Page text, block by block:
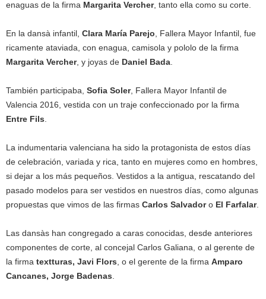
enaguas de la firma Margarita Vercher, tanto ella como su corte.
En la dansà infantil, Clara María Parejo , Fallera Mayor Infantil, fue
ricamente ataviada, con enagua, camisola y pololo de la firma
Margarita Vercher, y joyas de Daniel Bada
También participaba, Sofia Soler, Fallera Mayor Infantil de
Valencia 2016, vestida con un traje confeccionado por la firma
Entre Fils
La indumentaria valenciana ha sido la protagonista de estos días
de celebración, variada y rica, tanto en mujeres como en hombres,
si dejar a los más pequeños. Vestidos a la antigua, rescatando del
pasado modelos para ser vestidos en nuestros días, como algunas
propuestas que vimos de las firmas Carlos Salvadoro El Farfalar.
Las dansàs han congregado a caras conocidas, desde anteriores
componentes de corte, al concejal Carlos Galiana, o al gerente de
la firma textturas, Javi Flors , o el gerente de la firma Amparo
Cancanes, Jorge Badenas